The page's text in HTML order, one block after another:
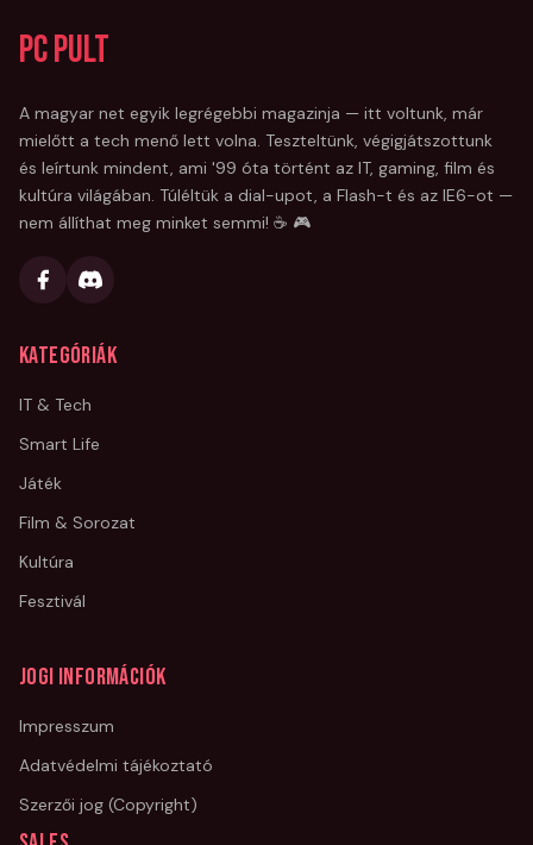
PC Pult
A magyar net egyik legrégebbi magazinja — itt voltunk, már
mielőtt a tech menő lett volna. Teszteltünk, végigjátszottunk
és leírtunk mindent, ami '99 óta történt az IT, gaming, film és
kultúra világában. Túléltük a dial-upot, a Flash-t és az IE6-ot —
nem állíthat meg minket semmi! ☕ 🎮
Kategóriák
IT & Tech
Smart Life
Játék
Film & Sorozat
Kultúra
Fesztivál
Jogi információk
Impresszum
Adatvédelmi tájékoztató
Szerzői jog (Copyright)